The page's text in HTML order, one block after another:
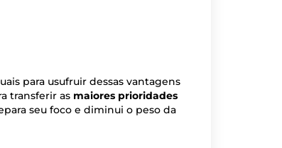
para usufruir dessas vantagens
transferir as maiores prioridades
seu foco e diminui o peso da